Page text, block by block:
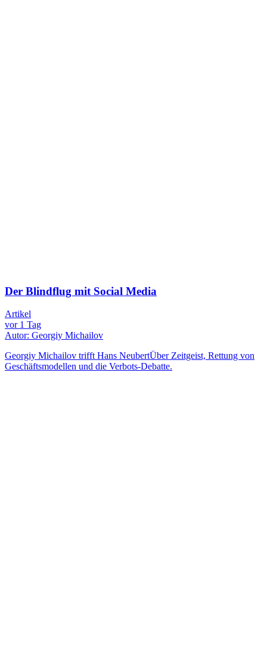
Der Blindflug mit Social Media
Artikel
vor 1 Tag
Autor: Georgiy Michailov
Georgiy Michailov trifft Hans NeubertÜber Zeitgeist, Rettung von
Geschäftsmodellen und die Verbots-Debatte.